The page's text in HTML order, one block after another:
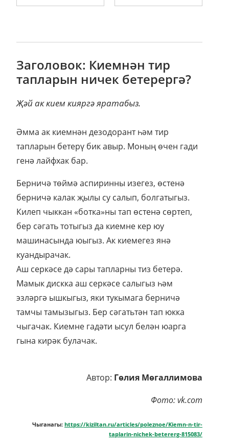
Заголовок: Киемнән тир
тапларын ничек бетерергә?
Җәй ак кием кияргә яратабыз.
Әмма ак киемнән дезодорант һәм тир
тапларын бетерү бик авыр. Моның өчен гади
генә лайфхак бар.
Берничә төймә аспиринны изегез, өстенә
берничә калак җылы су салып, болгатыгыз.
Килеп чыккан «ботка»ны тап өстенә сөртеп,
бер сәгать тотыгыз да киемне кер юу
машинасында юыгыз. Ак киемегез янә
куандырачак.
Аш серкәсе дә сары тапларны тиз бетерә.
Мамык дискка аш серкәсе салыгыз һәм
эзләргә ышкыгыз, яки тукымага берничә
тамчы тамызыгыз. Бер сәгатьтән тап юкка
чыгачак. Киемне гадәти ысул белән юарга
гына кирәк булачак.
Автор: Гөлия Мөгаллимова
Фото: vk.com
Чыганагы: https://kiziltan.ru/articles/poleznoe/Kiemn-n-tir-
taplarin-nichek-betererg-815083/